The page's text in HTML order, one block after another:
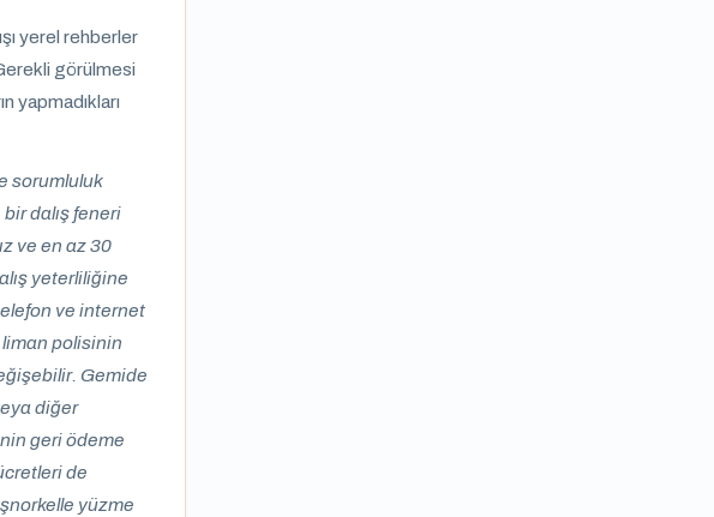
yerel rehberler
görülmesi
yapmadıkları
sorumluluk
dalış feneri
ve en az 30
yeterliliğine
ve internet
liman polisinin
Gemide
diğer
geri ödeme
de
şnorkelle yüzme